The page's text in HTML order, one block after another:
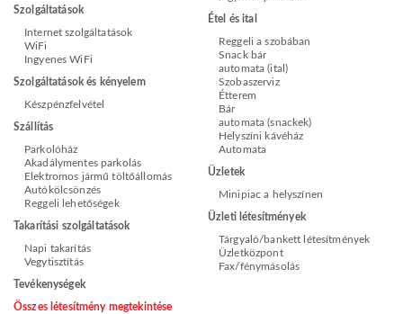
Szolgáltatások
Internet szolgáltatások
WiFi
Ingyenes WiFi
Szolgáltatások és kényelem
Készpénzfelvétel
Szállítás
Parkolóház
Akadálymentes parkolás
Elektromos jármű töltőállomás
Autókölcsönzés
Reggeli lehetőségek
Takarítási szolgáltatások
Napi takarítás
Vegytisztítás
Tevékenységek
Étel és ital
Reggeli a szobában
Snack bár
automata (ital)
Szobaszerviz
Étterem
Bár
automata (snackek)
Helyszíni kávéház
Automata
Üzletek
Minipiac a helyszínen
Üzleti létesítmények
Tárgyaló/bankett létesítmények
Üzletközpont
Fax/fénymásolás
Összes létesítmény megtekintése